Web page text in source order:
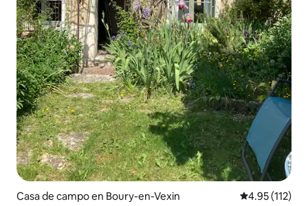
Casa de campo en Boury-en-Vexin Calificación
4.95 (112)